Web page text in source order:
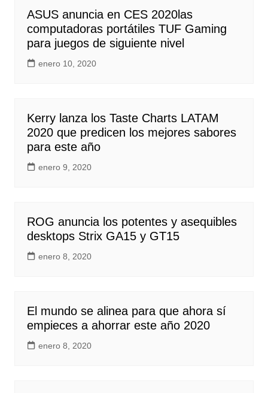
ASUS anuncia en CES 2020las
computadoras portátiles TUF Gaming
para juegos de siguiente nivel
enero 10, 2020
Kerry lanza los Taste Charts LATAM
2020 que predicen los mejores sabores
para este año
enero 9, 2020
ROG anuncia los potentes y asequibles
desktops Strix GA15 y GT15
enero 8, 2020
El mundo se alinea para que ahora sí
empieces a ahorrar este año 2020
enero 8, 2020